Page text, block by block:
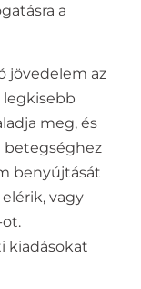
a
jövedelem az
meg, és
betegséghez
benyújtását
vagy
kiadásokat